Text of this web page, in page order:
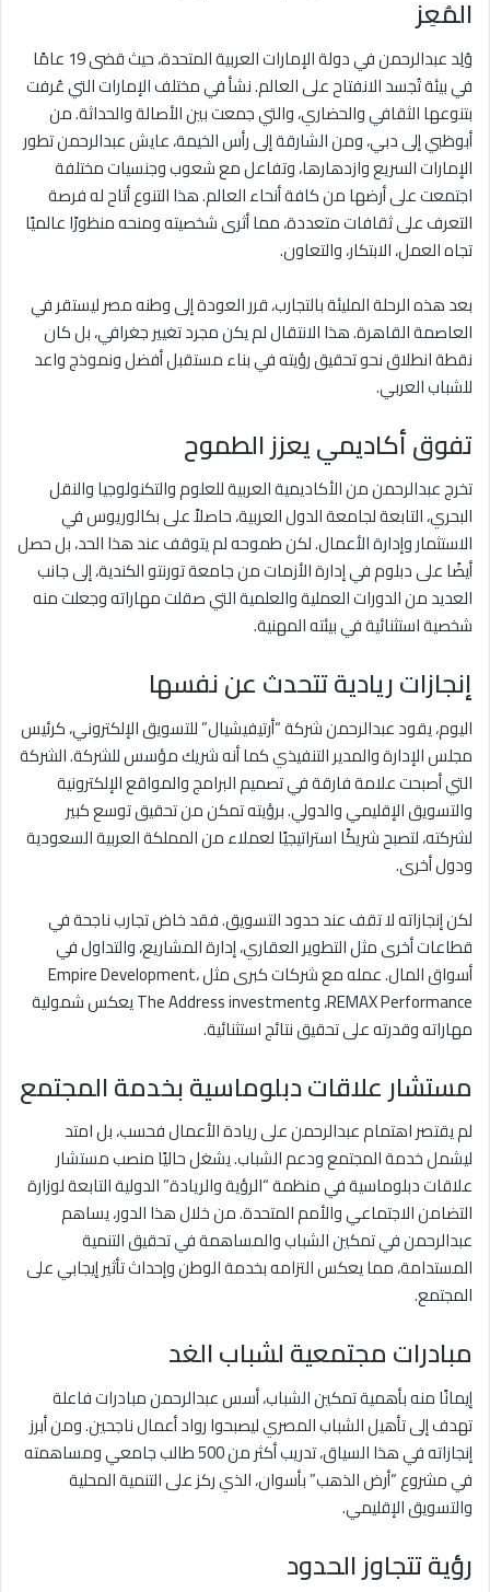
المُعِز
وُلِد عبدالرحمن في دولة الإمارات العربية المتحدة، حيث قضى 19 عامًا
في بيئة تُجسد الانفتاح على العالم. نشأ في مختلف الإمارات التي عُرفت
بتنوعها الثقافي والحضاري، والتي جمعت بين الأصالة والحداثة. من
أبوظبي إلى دبي، ومن الشارقة إلى رأس الخيمة، عايش عبدالرحمن تطور
الإمارات السريع وازدهارها، وتفاعل مع شعوب وجنسيات مختلفة
اجتمعت على أرضها من كافة أنحاء العالم. هذا التنوع أتاح له فرصة
التعرف على ثقافات متعددة، مما أثرى شخصيته ومنحه منظورًا عالميًا
تجاه العمل، الابتكار، والتعاون.
بعد هذه الرحلة المليئة بالتجارب، قرر العودة إلى وطنه مصر ليستقر في
العاصمة القاهرة. هذا الانتقال لم يكن مجرد تغيير جغرافي، بل كان
نقطة انطلاق نحو تحقيق رؤيته في بناء مستقبل أفضل ونموذج واعد
للشباب العربي.
تفوق أكاديمي يعزز الطموح
تخرج عبدالرحمن من الأكاديمية العربية للعلوم والتكنولوجيا والنقل
البحري، التابعة لجامعة الدول العربية، حاصلاً على بكالوريوس في
الاستثمار وإدارة الأعمال. لكن طموحه لم يتوقف عند هذا الحد، بل حصل
أيضًا على دبلوم في إدارة الأزمات من جامعة تورنتو الكندية، إلى جانب
العديد من الدورات العملية والعلمية التي صقلت مهاراته وجعلت منه
شخصية استثنائية في بيئته المهنية.
إنجازات ريادية تتحدث عن نفسها
اليوم، يقود عبدالرحمن شركة “أرتيفيشيال” للتسويق الإلكتروني، كرئيس
مجلس الإدارة والمدير التنفيذي كما أنه شريك مؤسس للشركة. الشركة
التي أصبحت علامة فارقة في تصميم البرامج والمواقع الإلكترونية
والتسويق الإقليمي والدولي. برؤيته تمكن من تحقيق توسع كبير
لشركته، لتصبح شريكًا استراتيجيًا لعملاء من المملكة العربية السعودية
ودول أخرى.
لكن إنجازاته لا تقف عند حدود التسويق. فقد خاض تجارب ناجحة في
قطاعات أخرى مثل التطوير العقاري، إدارة المشاريع، والتداول في
أسواق المال. عمله مع شركات كبرى مثل Empire Development،
REMAX Performance، وThe Address investment يعكس شمولية
مهاراته وقدرته على تحقيق نتائج استثنائية.
مستشار علاقات دبلوماسية بخدمة المجتمع
لم يقتصر اهتمام عبدالرحمن على ريادة الأعمال فحسب، بل امتد
ليشمل خدمة المجتمع ودعم الشباب. يشغل حاليًا منصب مستشار
علاقات دبلوماسية في منظمة “الرؤية والريادة” الدولية التابعة لوزارة
التضامن الاجتماعي والأمم المتحدة. من خلال هذا الدور، يساهم
عبدالرحمن في تمكين الشباب والمساهمة في تحقيق التنمية
المستدامة، مما يعكس التزامه بخدمة الوطن وإحداث تأثير إيجابي على
المجتمع.
مبادرات مجتمعية لشباب الغد
إيمانًا منه بأهمية تمكين الشباب، أسس عبدالرحمن مبادرات فاعلة
تهدف إلى تأهيل الشباب المصري ليصبحوا رواد أعمال ناجحين. ومن أبرز
إنجازاته في هذا السياق، تدريب أكثر من 500 طالب جامعي ومساهمته
في مشروع “أرض الذهب” بأسوان، الذي ركز على التنمية المحلية
والتسويق الإقليمي.
رؤية تتجاوز الحدود